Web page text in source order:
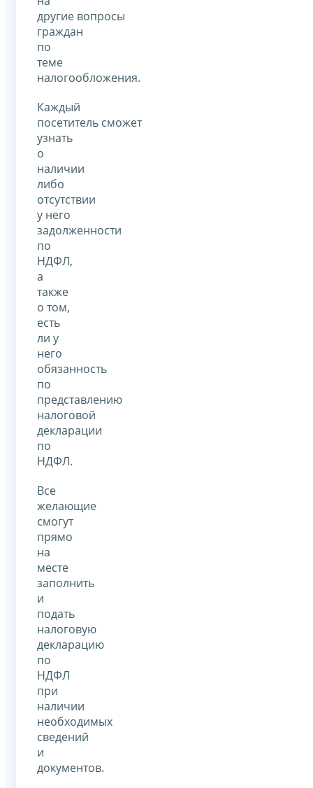
другие вопросы
граждан
по
теме
налогообложения.
Каждый
посетитель сможет
узнать
о
наличии
либо
отсутствии
у него
задолженности
по
НДФЛ,
а
также
о том,
есть
ли у
него
обязанность
по
представлению
налоговой
декларации
по
НДФЛ.
Все
желающие
смогут
прямо
на
месте
заполнить
и
подать
налоговую
декларацию
по
НДФЛ
при
наличии
необходимых
сведений
и
документов.